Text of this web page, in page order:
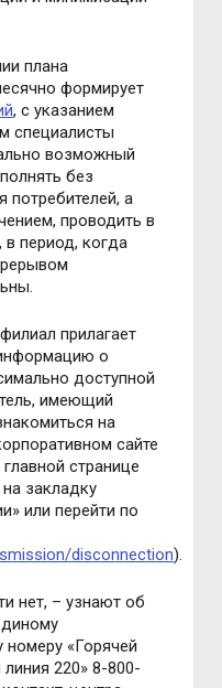
плана
формирует
, с указанием
специалисты
возможный
без
потребителей, а
проводить в
период, когда
прилагает
о
доступной
имеющий
на
сайте
странице
закладку
или перейти по
disconnection).
нет, – узнают об
«Горячей
линия 220» 8-800-